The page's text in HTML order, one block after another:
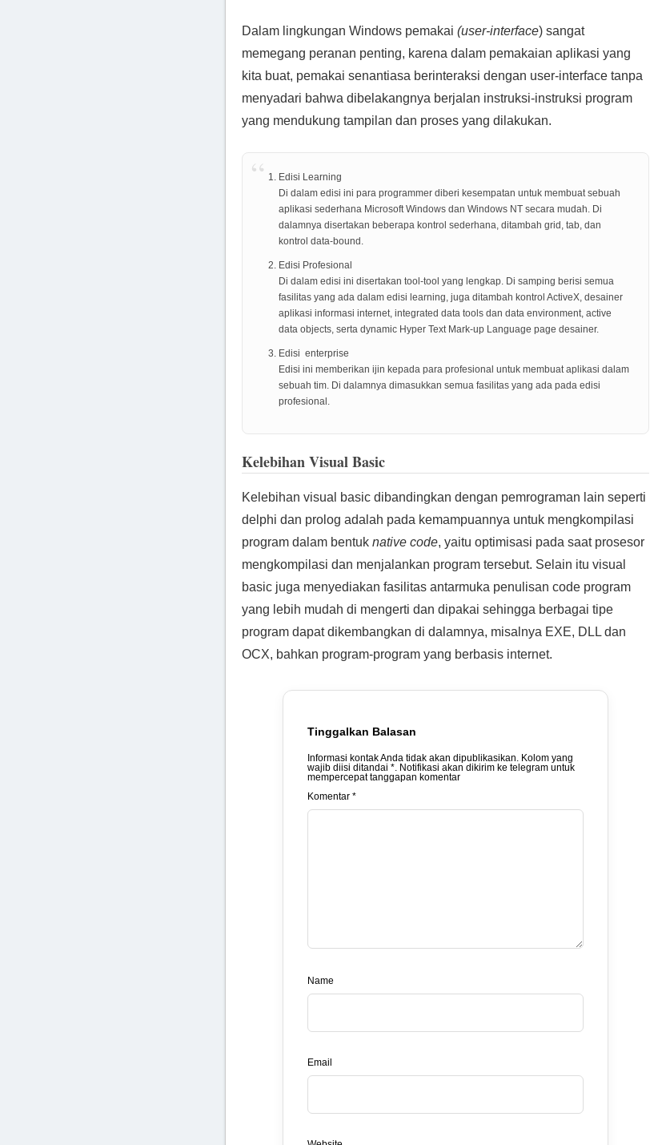
Dalam lingkungan Windows pemakai (user-interface) sangat
memegang peranan penting, karena dalam pemakaian aplikasi yang
kita buat, pemakai senantiasa berinteraksi dengan user-interface tanpa
menyadari bahwa dibelakangnya berjalan instruksi-instruksi program
yang mendukung tampilan dan proses yang dilakukan.
Edisi Learning
Di dalam edisi ini para programmer diberi kesempatan untuk membuat sebuah
aplikasi sederhana Microsoft Windows dan Windows NT secara mudah. Di
dalamnya disertakan beberapa kontrol sederhana, ditambah grid, tab, dan
kontrol data-bound.
Edisi Profesional
Di dalam edisi ini disertakan tool-tool yang lengkap. Di samping berisi semua
fasilitas yang ada dalam edisi learning, juga ditambah kontrol ActiveX, desainer
aplikasi informasi internet, integrated data tools dan data environment, active
data objects, serta dynamic Hyper Text Mark-up Language page desainer.
Edisi enterprise
Edisi ini memberikan ijin kepada para profesional untuk membuat aplikasi dalam
sebuah tim. Di dalamnya dimasukkan semua fasilitas yang ada pada edisi
profesional.
Kelebihan Visual Basic
Kelebihan visual basic dibandingkan dengan pemrograman lain seperti
delphi dan prolog adalah pada kemampuannya untuk mengkompilasi
program dalam bentuk native code, yaitu optimisasi pada saat prosesor
mengkompilasi dan menjalankan program tersebut. Selain itu visual
basic juga menyediakan fasilitas antarmuka penulisan code program
yang lebih mudah di mengerti dan dipakai sehingga berbagai tipe
program dapat dikembangkan di dalamnya, misalnya EXE, DLL dan
OCX, bahkan program-program yang berbasis internet.
Tinggalkan Balasan
Informasi kontak Anda tidak akan dipublikasikan. Kolom yang
wajib diisi ditandai *. Notifikasi akan dikirim ke telegram untuk
mempercepat tanggapan komentar
Komentar *
Name
Email